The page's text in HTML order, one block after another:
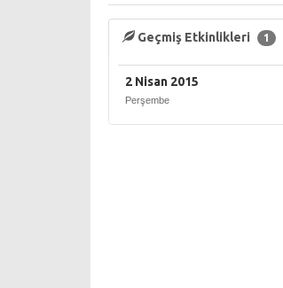
Geçmiş Etkinlikleri 1
2 Nisan 2015
Perşembe